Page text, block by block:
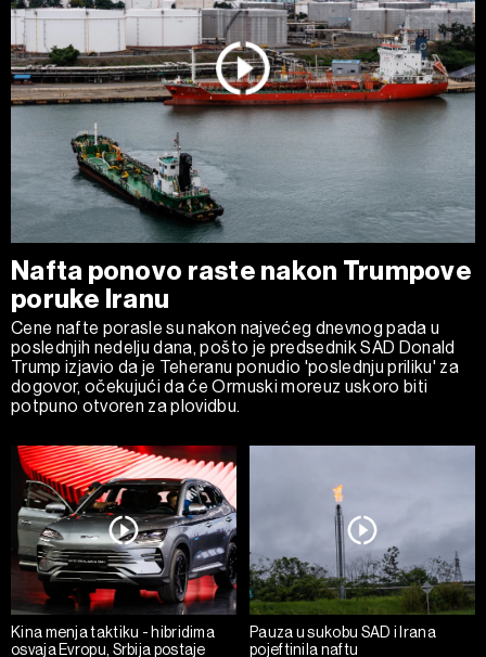
Nafta ponovo raste nakon Trumpove
poruke Iranu
Cene nafte porasle su nakon najvećeg dnevnog pada u
poslednjih nedelju dana, pošto je predsednik SAD Donald
Trump izjavio da je Teheranu ponudio 'poslednju priliku' za
dogovor, očekujući da će Ormuski moreuz uskoro biti
potpuno otvoren za plovidbu.
Kina menja taktiku - hibridima
osvaja Evropu, Srbija postaje
Pauza u sukobu SAD i Irana
pojeftinila naftu